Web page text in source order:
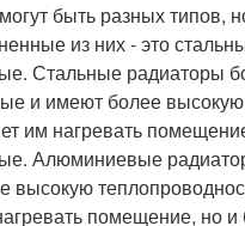
быть разных типов,
из них - это
Стальные радиаторы
и имеют более высокую
им нагревать
Алюминиевые
высокую
помещение, но и